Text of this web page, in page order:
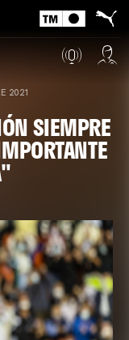
2021
SIEMPRE